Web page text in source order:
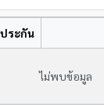
ระกัน
ไม่พบข้อมูล